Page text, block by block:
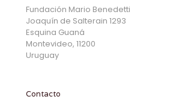
Fundación Mario Benedetti
Joaquín de Salterain 1293
Esquina Guaná
Montevideo, 11200
Uruguay
Contacto